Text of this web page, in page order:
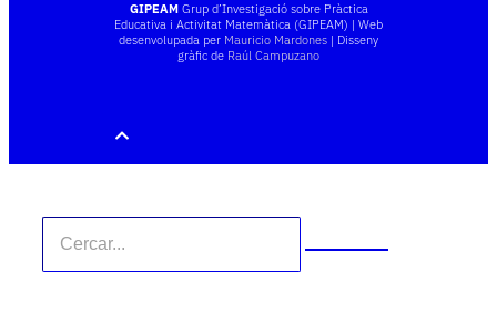
GIPEAMGrup d’Investigació sobre Pràctica
Educativa i Activitat Matemàtica (GIPEAM) | Web
desenvolupada per Mauricio Mardones | Disseny
gràfic de Raúl Campuzano